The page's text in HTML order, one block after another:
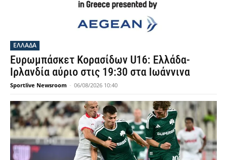
ΕΛΛΑΔΑ
Ευρωμπάσκετ Κορασίδων U16: Ελλάδα-
Ιρλανδία αύριο στις 19:30 στα Ιωάννινα
Sportlive Newsroom - 06/08/2026 10:40